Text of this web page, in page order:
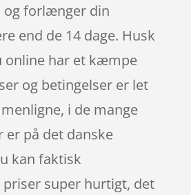
og forlænger din
end de 14 dage. Husk
online har et kæmpe
og betingelser er let
i de mange
er på det danske
kan faktisk
super hurtigt, det